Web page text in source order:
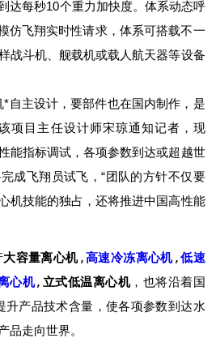
达每秒10个重力加快度。体系动态呼
仿飞翔实时性请求，体系可搭载不一
战斗机、舰载机或载人航天器等设备
自主设计，要部件也在国内制作，是
项目主任设计师宋琼通知记者，现
能指标调试，各项参数到达或超越世
成飞翔员试飞，“团队的方针不仅要
机技能的独占，还将推进中国高性能
大容量离心机,高速冷冻离心机,低速
心机, 立式低温离心机， 也将沿着国
升产品技术含量，使各项参数到达水
品走向世界。